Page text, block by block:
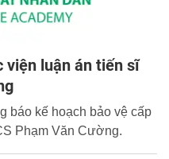
viện luận án tiến sĩ
báo kế hoạch bảo vệ cấp
Phạm Văn Cường.